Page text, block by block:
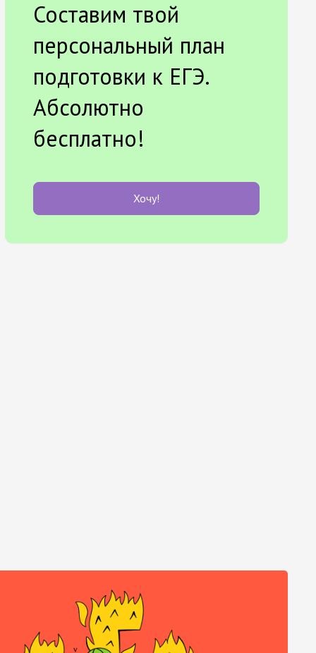
Составим твой
персональный план
подготовки к ЕГЭ.
Абсолютно
бесплатно!
Хочу!